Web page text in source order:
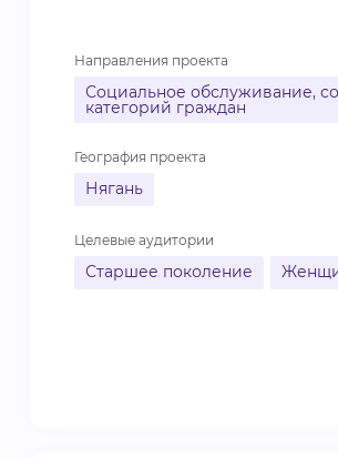
Направления проекта
Социальное обслуживание,
категорий граждан
География проекта
Нягань
Целевые аудитории
Старшее поколение